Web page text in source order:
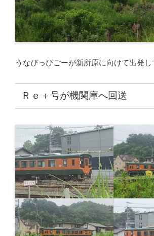
うなぴっぴごーが新所原に向けて出発し
Ｒｅ＋号が機関庫へ回送